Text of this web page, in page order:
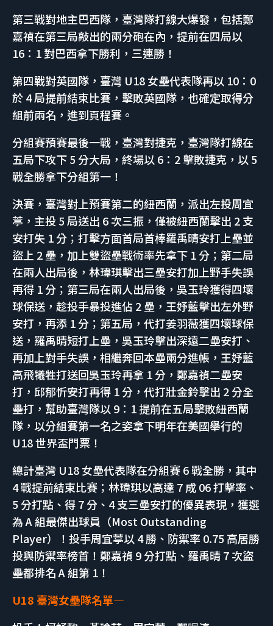
第三戰對地主巴西隊，臺灣隊打線大爆發，包括鄭
嘉禎在第三局敲出的兩分砲在內，提前在四局以
16：1 對巴西拿下勝利，三連勝！
第四戰對英國隊，臺灣 U18 女壘代表隊再以 10：0
於 4 局提前結束比賽，擊敗英國隊，也確定取得分
組前兩名，進到頁程賽。
分組賽預賽最後一戰，臺灣對捷克，臺灣隊打線在
五局下攻下 5 分大局，終場以 6：2 擊敗捷克，以 5
戰全勝拿下分組第一！
決賽，臺灣對上預賽第二的紐西蘭，派出左投周宜
葶，主投 5 局送出 6 次三振，僅被紐西蘭擊出 2 支
安打失 1 分；打擊方面首局首棒羅禹晴安打上壘並
盜上 2 壘，加上雙盜壘戰術率先拿下 1 分；第二局
在兩人出局後，林瑋琪擊出三壘安打加上野手失誤
再得 1 分；第三局在兩人出局後，吳玉玲獲得四壞
球保送，趁投手暴投進佔 2 壘，王妤藍擊出左外野
安打，再添 1 分；第五局，代打姜羽薇獲四壞球保
送，羅禹晴短打上壘，吳玉玲擊出深遠二壘安打、
再加上對手失誤，相繼奔回本壘兩分進帳，王妤藍
高飛犧牲打送回吳玉玲再拿 1 分，鄭嘉禎二壘安
打，邱郁忻安打再得 1 分，代打壯金鈴擊出 2 分全
壘打，幫助臺灣隊以 9：1 提前在五局擊敗紐西蘭
隊，以分組賽第一名之姿拿下明年在美國舉行的
U18 世界盃門票！
總計臺灣 U18 女壘代表隊在分組賽 6 戰全勝，其中
4 戰提前結束比賽；林瑋琪以高達 7 成 06 打擊率、
5 分打點、得 7 分、4 支三壘安打的優異表現，獲選
為 A 組最傑出球員（Most Outstanding
Player）！投手周宜葶以 4 勝、防禦率 0.75 高居勝
投與防禦率榜首！鄭嘉禎 9 分打點、羅禹晴 7 次盜
壘都排名 A 組第 1！
U18 臺灣女壘隊名單—